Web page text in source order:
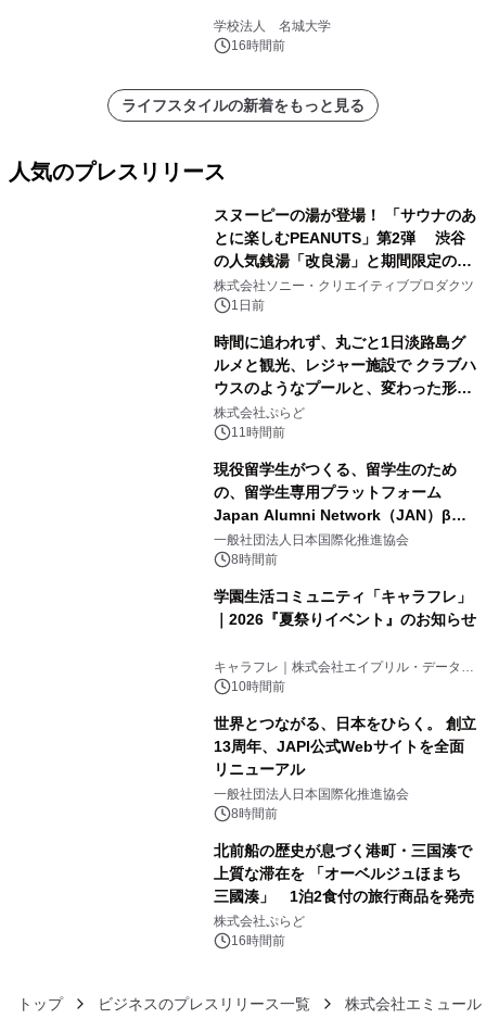
学校法人 名城大学
16時間前
ライフスタイルの新着をもっと見る
人気のプレスリリース
スヌーピーの湯が登場！ 「サウナのあ
とに楽しむPEANUTS」第2弾 渋谷
の人気銭湯「改良湯」と期間限定のコ
ラボレーション サウナイキタイコラ
ボグッズも発売決定！
株式会社ソニー・クリエイティブプロダクツ
1日前
時間に追われず、丸ごと1日淡路島グ
ルメと観光、レジャー施設で クラブハ
ウスのようなプールと、変わった形の
サウナも 「THE BOXY AWAJI」のお
得な素泊まり連泊プランで
株式会社ぷらど
11時間前
現役留学生がつくる、留学生のため
の、留学生専用プラットフォーム
Japan Alumni Network（JAN）β版
をリリース
一般社団法人日本国際化推進協会
8時間前
学園生活コミュニティ「キャラフレ」
｜2026『夏祭りイベント』のお知らせ
キャラフレ｜株式会社エイプリル・データ・
デザインズ
10時間前
世界とつながる、日本をひらく。 創立
13周年、JAPI公式Webサイトを全面
リニューアル
一般社団法人日本国際化推進協会
8時間前
北前船の歴史が息づく港町・三国湊で
上質な滞在を 「オーベルジュほまち
三國湊」 1泊2食付の旅行商品を発売
株式会社ぷらど
16時間前
トップ ビジネスのプレスリリース一覧 株式会社エミュール